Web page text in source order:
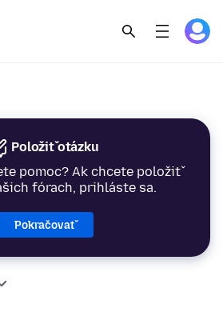
Položiť otázku
pomoc? Ak chcete položiť
fórach, prihláste sa.
Pokračovať